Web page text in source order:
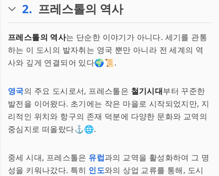
2. 프레스톨의 역사
프레스톨의 역사는 단순한 이야기가 아니다. 세기를 관통
하는 이 도시의 발자취는 영국 뿐만 아니라 전 세계의 역
사와 깊게 연결되어 있다🌍📜.
영국의 주요 도시로서, 프레스톨은 철기시대부터 꾸준한
발전을 이어왔다. 초기에는 작은 마을로 시작되었지만, 지
리적인 위치와 항구의 존재 덕분에 다양한 문화와 교역의
중심지로 떠올랐다⚓🌐.
중세 시대, 프레스톨은 유럽과의 교역을 활성화하여 그 명
성을 키워나갔다. 특히 인도와의 상업 교류를 통해, 도시